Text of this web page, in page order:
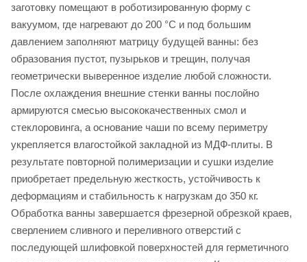
заготовку помещают в роботизированную форму с
вакуумом, где нагревают до 200 °С и под большим
давлением заполняют матрицу будущей ванны: без
образования пустот, пузырьков и трещин, получая
геометрически выверенное изделие любой сложности.
После охлаждения внешние стенки ванны послойно
армируются смесью высококачественных смол и
стеклоровинга, а основание чаши по всему периметру
укрепляется влагостойкой закладной из МДФ-плиты. В
результате повторной полимеризации и сушки изделие
приобретает предельную жесткость, устойчивость к
деформациям и стабильность к нагрузкам до 350 кг.
Обработка ванны завершается фрезерной обрезкой краев,
сверлением сливного и переливного отверстий с
последующей шлифовкой поверхностей для герметичного